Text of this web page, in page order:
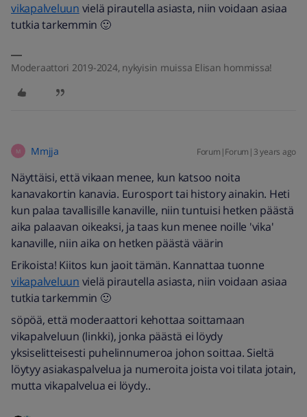
vikapalveluun vielä pirautella asiasta, niin voidaan asiaa
tutkia tarkemmin 🙂
Moderaattori 2019-2024, nykyisin muissa Elisan hommissa!
M Mmjja Forum|Forum|3 years ago
Näyttäisi, että vikaan menee, kun katsoo noita
kanavakortin kanavia. Eurosport tai history ainakin. Heti
kun palaa tavallisille kanaville, niin tuntuisi hetken päästä
aika palaavan oikeaksi, ja taas kun menee noille 'vika'
kanaville, niin aika on hetken päästä väärin
Erikoista! Kiitos kun jaoit tämän. Kannattaa tuonne
vikapalveluun vielä pirautella asiasta, niin voidaan asiaa
tutkia tarkemmin 🙂
söpöä, että moderaattori kehottaa soittamaan
vikapalveluun (linkki), jonka päästä ei löydy
yksiselitteisesti puhelinnumeroa johon soittaa. Sieltä
löytyy asiakaspalvelua ja numeroita joista voi tilata jotain,
mutta vikapalvelua ei löydy..